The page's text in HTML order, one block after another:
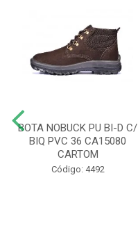
BOTA NOBUCK PU BI-D C/
BIQ PVC 36 CA15080
CARTOM
Código: 4492